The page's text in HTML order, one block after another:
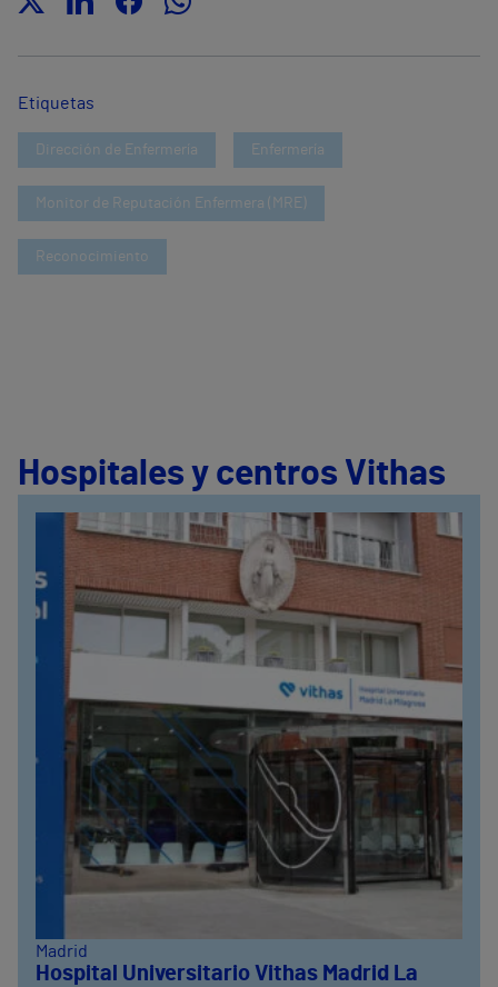
Etiquetas
Dirección de Enfermería Enfermería
Monitor de Reputación Enfermera (MRE)
Reconocimiento
Hospitales y centros Vithas
Madrid
Hospital Universitario Vithas Madrid La